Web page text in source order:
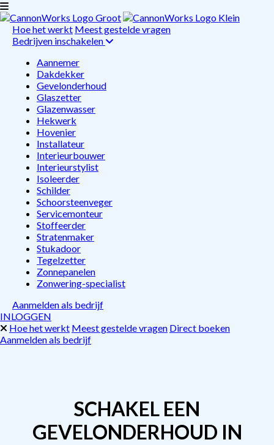
Hoe het werkt Meest gestelde vragen
Bedrijven inschakelen
Aannemer
Dakdekker
Gevelonderhoud
Glaszetter
Glazenwasser
Hekwerk
Hovenier
Installateur
Interieurbouwer
Interieurstylist
Isoleerder
Schilder
Schoorsteenveger
Servicemonteur
Stoffeerder
Stratenmaker
Stukadoor
Tegelzetter
Zonnepanelen
Zonwering-specialist
Aanmelden als bedrijf
INLOGGEN
Hoe het werkt Meest gestelde vragen Direct boeken
Aanmelden als bedrijf
SCHAKEL EEN
GEVELONDERHOUD IN